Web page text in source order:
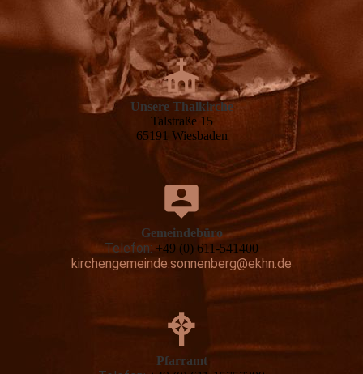
Unsere Thalkirche
Talstraße 15
65191 Wiesbaden
Gemeindebüro
Telefon: +49 (0) 611-541400
kirchengemeinde.sonnenberg@ekhn.de
Pfarramt